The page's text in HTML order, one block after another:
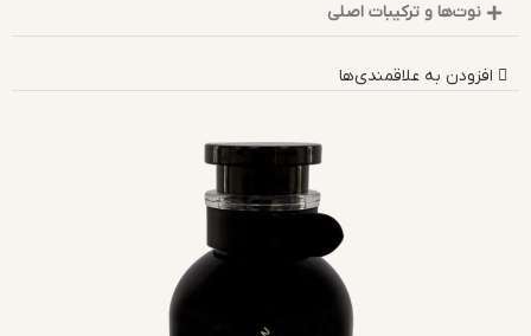
نوت‌ها و ترکیبات اصلی
افزودن به علاقمندی‌ها